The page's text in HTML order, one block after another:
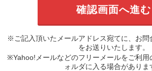
※ご記入頂いたメールアドレス宛てに、お問
をお送りいたします。
※Yahoo!メールなどのフリーメールをご利用
ォルダに入る場合がありま